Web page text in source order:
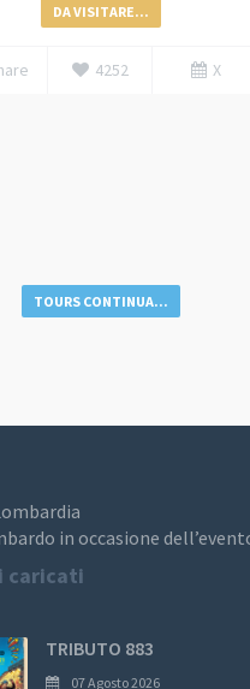
DA VISITARE...
4252 X
TOURS CONTINUA...
in occasione dell’evento
caricati
TRIBUTO 883
07 Agosto 2026